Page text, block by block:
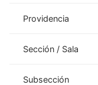
Providencia
Sección / Sala
Subsección